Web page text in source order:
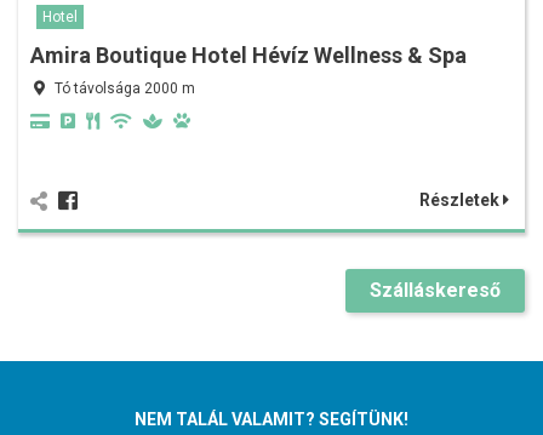
Hotel
Amira Boutique Hotel Hévíz Wellness & Spa
Tó távolsága 2000 m
Részletek
Szálláskereső
NEM TALÁL VALAMIT? SEGÍTÜNK!